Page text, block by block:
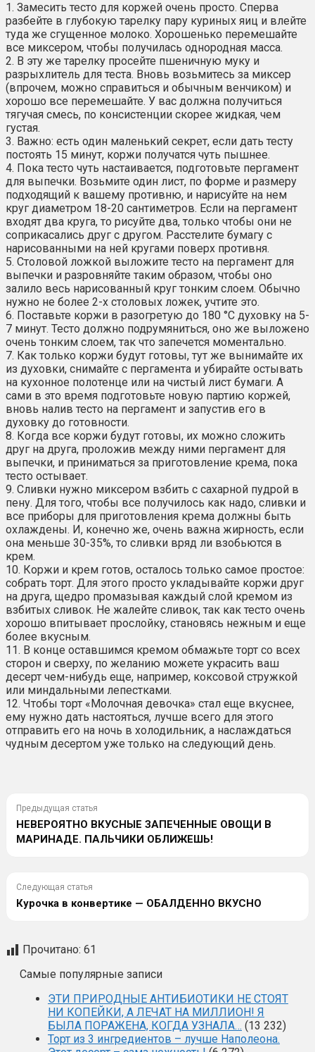
1. Замесить тесто для коржей очень просто. Сперва
разбейте в глубокую тарелку пару куриных яиц и влейте
туда же сгущенное молоко. Хорошенько перемешайте
все миксером, чтобы получилась однородная масса.
2. В эту же тарелку просейте пшеничную муку и
разрыхлитель для теста. Вновь возьмитесь за миксер
(впрочем, можно справиться и обычным венчиком) и
хорошо все перемешайте. У вас должна получиться
тягучая смесь, по консистенции скорее жидкая, чем
густая.
3. Важно: есть один маленький секрет, если дать тесту
постоять 15 минут, коржи получатся чуть пышнее.
4. Пока тесто чуть настаивается, подготовьте пергамент
для выпечки. Возьмите один лист, по форме и размеру
подходящий к вашему противню, и нарисуйте на нем
круг диаметром 18-20 сантиметров. Если на пергамент
входят два круга, то рисуйте два, только чтобы они не
соприкасались друг с другом. Расстелите бумагу с
нарисованными на ней кругами поверх противня.
5. Столовой ложкой выложите тесто на пергамент для
выпечки и разровняйте таким образом, чтобы оно
залило весь нарисованный круг тонким слоем. Обычно
нужно не более 2-х столовых ложек, учтите это.
6. Поставьте коржи в разогретую до 180 °C духовку на 5-
7 минут. Тесто должно подрумяниться, оно же выложено
очень тонким слоем, так что запечется моментально.
7. Как только коржи будут готовы, тут же вынимайте их
из духовки, снимайте с пергамента и убирайте остывать
на кухонное полотенце или на чистый лист бумаги. А
сами в это время подготовьте новую партию коржей,
вновь налив тесто на пергамент и запустив его в
духовку до готовности.
8. Когда все коржи будут готовы, их можно сложить
друг на друга, проложив между ними пергамент для
выпечки, и приниматься за приготовление крема, пока
тесто остывает.
9. Сливки нужно миксером взбить с сахарной пудрой в
пену. Для того, чтобы все получилось как надо, сливки и
все приборы для приготовления крема должны быть
охлаждены. И, конечно же, очень важна жирность, если
она меньше 30-35%, то сливки вряд ли взобьются в
крем.
10. Коржи и крем готов, осталось только самое простое:
собрать торт. Для этого просто укладывайте коржи друг
на друга, щедро промазывая каждый слой кремом из
взбитых сливок. Не жалейте сливок, так как тесто очень
хорошо впитывает прослойку, становясь нежным и еще
более вкусным.
11. В конце оставшимся кремом обмажьте торт со всех
сторон и сверху, по желанию можете украсить ваш
десерт чем-нибудь еще, например, коксовой стружкой
или миндальными лепестками.
12. Чтобы торт «Молочная девочка» стал еще вкуснее,
ему нужно дать настояться, лучше всего для этого
отправить его на ночь в холодильник, а наслаждаться
чудным десертом уже только на следующий день.
Предыдущая статья
НЕВЕРОЯТНО ВКУСНЫЕ ЗАПЕЧЕННЫЕ ОВОЩИ В
МАРИНАДЕ. ПАЛЬЧИКИ ОБЛИЖЕШЬ!
Следующая статья
Курочка в конвертике — ОБАЛДЕННО ВКУСНО
Прочитано: 61
Самые популярные записи
ЭТИ ПРИРОДНЫЕ АНТИБИОТИКИ НЕ СТОЯТ
НИ КОПЕЙКИ, А ЛЕЧАТ НА МИЛЛИОН! Я
БЫЛА ПОРАЖЕНА, КОГДА УЗНАЛА… (13 232)
Торт из 3 ингредиентов – лучше Наполеона.